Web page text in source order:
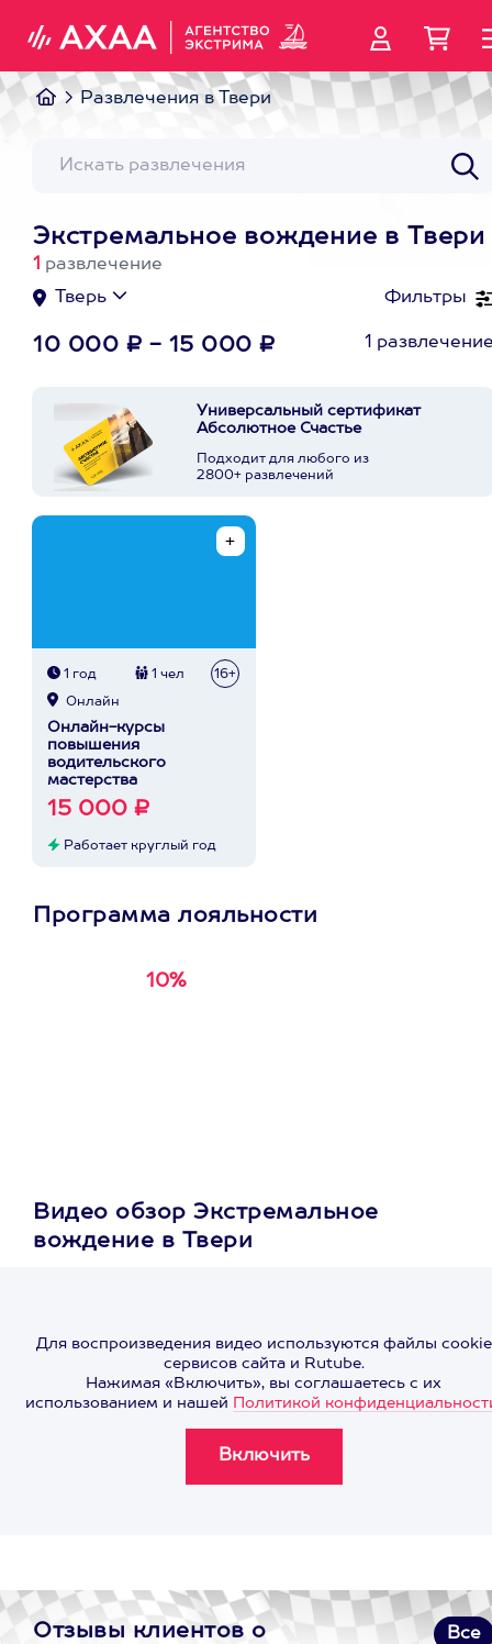
Развлечения в Твери
Экстремальное вождение в Твери
1 развлечение
Фильтры
Тверь
10 000 ₽ - 15 000 ₽ 1
Универсальный сертификат
Абсолютное Счастье
Подходит для любого из
2800+ развлечений
1 год 1 чел 16+
Онлайн
Онлайн-курсы
повышения
водительского
мастерства
15 000 ₽
Работает круглый год
Программа лояльности
10%
Видео обзор Экстремальное
вождение в Твери
Для воспроизведения видео используются файлы cookie
сервисов сайта и Rutube.
Нажимая «Включить», вы соглашаетесь с их
использованием и нашей Политикой
Отзывы клиентов о
Все